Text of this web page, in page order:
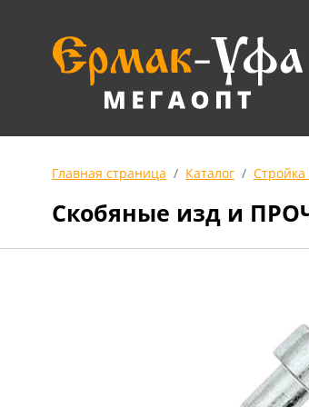
Главная страница Каталог
Скобяные изд и